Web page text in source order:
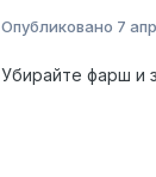
Опубликовано 7
Убирайте фарш и